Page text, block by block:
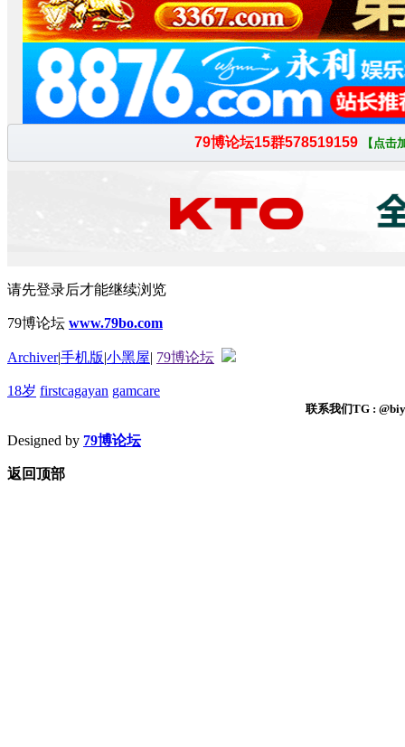
请先登录后才能继续浏览
79博论坛 www.79bo.com
Archiver|手机版|小黑屋| 79博论坛
18岁 firstcagayan gamcare
联系我们TG :
Designed by 79博论坛
返回顶部